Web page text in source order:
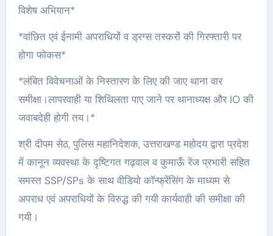
विशेष अभियान*
*वांछित एवं ईनामी अपराधियों व ड्रग्स तस्करों की गिरफ्तारी पर
होगा फोकस*
*लंबित विवेचनाओं के निस्तारण के लिए की जाए थाना वार
समीक्षा।लापरवाही या शिथिलता पाए जाने पर थानाध्यक्ष और IO की
जवाबदेही होगी तय।*
श्री दीपम सेठ, पुलिस महानिदेशक, उत्तराखण्ड महोदय द्वारा प्रदेश
में कानून व्यवस्था के दृष्टिगत गढ़वाल व कुमाऊँ रेंज प्रभारी सहित
समस्त SSP/SPs के साथ वीडियो कॉन्फ्रेंसिंग के माध्यम से
अपराध एवं अपराधियों के विरुद्ध की गयी कार्यवाही की समीक्षा की
गयी।